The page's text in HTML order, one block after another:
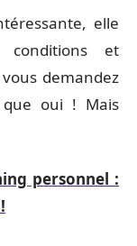
elle
conditions et
demandez
oui ! Mais
personnel :